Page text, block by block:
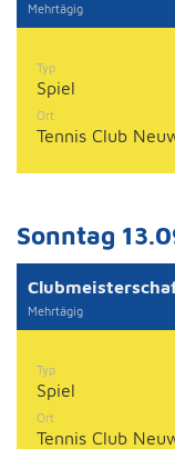
Mehrtägig
Typ
Spiel
Ort
Tennis Club
Sonntag
Mehrtägig
Typ
Spiel
Ort
Tennis Club